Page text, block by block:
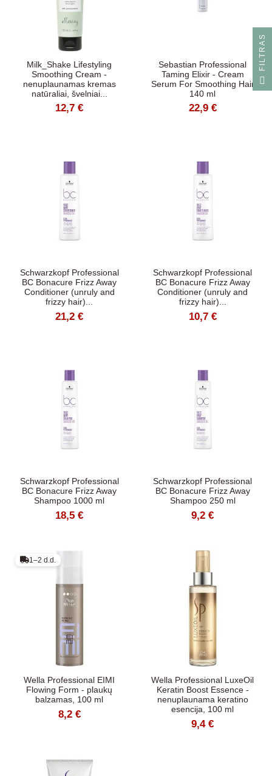
Milk_Shake Lifestyling
Smoothing Cream -
nenuplaunamas kremas
natūraliai, švelniai...
12,7 €
Sebastian Professional
Taming Elixir - Cream
Serum For Smoothing Hair
140 ml
22,9 €
Schwarzkopf Professional
BC Bonacure Frizz Away
Conditioner (unruly and
frizzy hair)...
21,2 €
Schwarzkopf Professional
BC Bonacure Frizz Away
Conditioner (unruly and
frizzy hair)...
10,7 €
Schwarzkopf Professional
BC Bonacure Frizz Away
Shampoo 1000 ml
18,5 €
Schwarzkopf Professional
BC Bonacure Frizz Away
Shampoo 250 ml
9,2 €
1–2 d.d.
Wella Professional EIMI
Flowing Form - plaukų
balzamas, 100 ml
8,2 €
Wella Professional LuxeOil
Keratin Boost Essence -
nenuplaunama keratino
esencija, 100 ml
9,4 €
S